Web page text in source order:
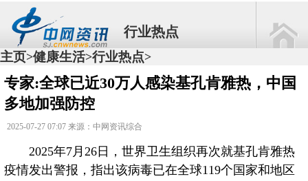
行业热点
主页>健康生活>行业热点>
专家:全球已近30万人感染基孔肯雅热，中国
多地加强防控
2025-07-27 07:07 来源：中网资讯综合
2025年7月26日，世界卫生组织再次就基孔肯雅热
疫情发出警报，指出该病毒已在全球119个国家和地区